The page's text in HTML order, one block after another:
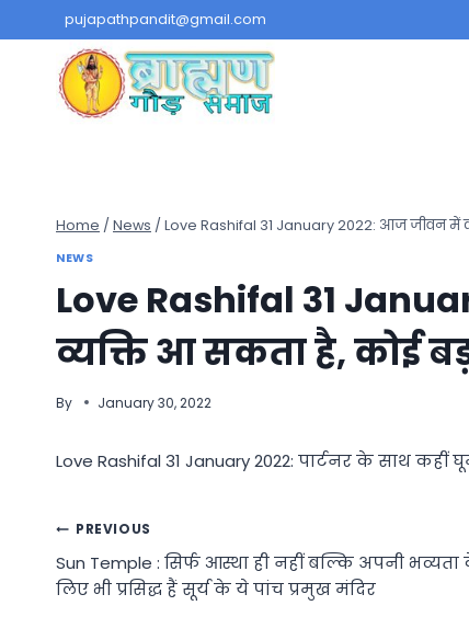
to
content
pujapathpandit@gmail.com
Home / News / Love Rashifal 31 January 2022: आज जीवन में
NEWS
Love Rashifal 31
व्यक्ति आ सकता है, कोई
By January 30, 2022
Love Rashifal 31 January 2022: पार्टनर के साथ
Post
navigation
PREVIOUS
Sun Temple : सिर्फ आस्था ही नहीं बल्कि अपनी
लिए भी प्रसिद्ध हैं सूर्य के ये पांच प्रमुख मंदिर